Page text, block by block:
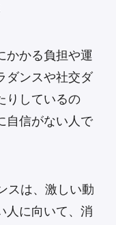
かかる負担や運
ダンスや社交ダ
りしているの
自信がない人で
スは、激しい動
人に向いて、消